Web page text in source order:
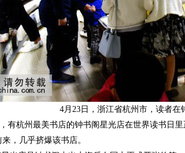
4月23日，浙江省杭州市，读者在
有杭州最美书店的钟书阁星光店在世界读书日
，几乎挤爆该书店。